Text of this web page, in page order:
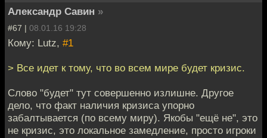
Александр Савин »
#67 | 08.01.16 19:28
Кому: Lutz, #1
> Все идет к тому, что во всем мире будет кризис.
Слово "будет" тут совершенно излишне. Другое
дело, что факт наличия кризиса упорно
забалтывается (по всему миру). Якобы "ещё не", это
не кризис, это локальное замедление, просто игроки